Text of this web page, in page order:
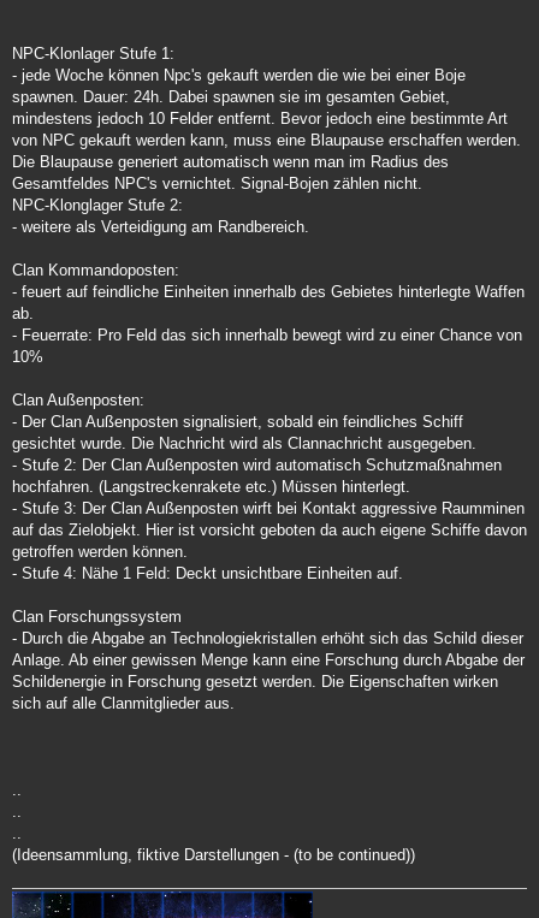
NPC-Klonlager Stufe 1:
- jede Woche können Npc's gekauft werden die wie bei einer Boje
spawnen. Dauer: 24h. Dabei spawnen sie im gesamten Gebiet,
mindestens jedoch 10 Felder entfernt. Bevor jedoch eine bestimmte Art
von NPC gekauft werden kann, muss eine Blaupause erschaffen werden.
Die Blaupause generiert automatisch wenn man im Radius des
Gesamtfeldes NPC's vernichtet. Signal-Bojen zählen nicht.
NPC-Klonglager Stufe 2:
- weitere als Verteidigung am Randbereich.
Clan Kommandoposten:
- feuert auf feindliche Einheiten innerhalb des Gebietes hinterlegte Waffen
ab.
- Feuerrate: Pro Feld das sich innerhalb bewegt wird zu einer Chance von
10%
Clan Außenposten:
- Der Clan Außenposten signalisiert, sobald ein feindliches Schiff
gesichtet wurde. Die Nachricht wird als Clannachricht ausgegeben.
- Stufe 2: Der Clan Außenposten wird automatisch Schutzmaßnahmen
hochfahren. (Langstreckenrakete etc.) Müssen hinterlegt.
- Stufe 3: Der Clan Außenposten wirft bei Kontakt aggressive Raumminen
auf das Zielobjekt. Hier ist vorsicht geboten da auch eigene Schiffe davon
getroffen werden können.
- Stufe 4: Nähe 1 Feld: Deckt unsichtbare Einheiten auf.
Clan Forschungssystem
- Durch die Abgabe an Technologiekristallen erhöht sich das Schild dieser
Anlage. Ab einer gewissen Menge kann eine Forschung durch Abgabe der
Schildenergie in Forschung gesetzt werden. Die Eigenschaften wirken
sich auf alle Clanmitglieder aus.
..
..
..
(Ideensammlung, fiktive Darstellungen - (to be continued))